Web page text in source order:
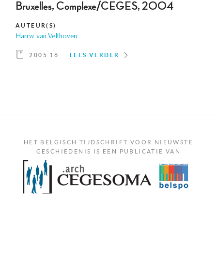
Bruxelles, Complexe/CEGES, 2004
AUTEUR(S)
Harrw van Velthoven
2005 16 LEES VERDER
HET BELGISCH TIJDSCHRIFT VOOR NIEUWSTE
GESCHIEDENIS IS EEN PUBLICATIE VAN